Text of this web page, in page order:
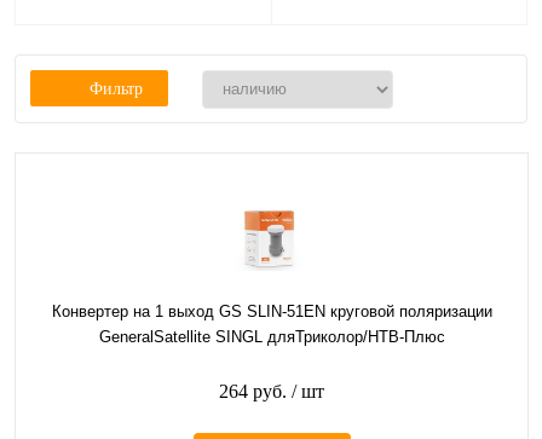
Фильтр
Конвертер на 1 выход GS SLIN-51EN круговой поляризации
GeneralSatellite SINGL дляТриколор/НТВ-Плюс
264 руб. / шт